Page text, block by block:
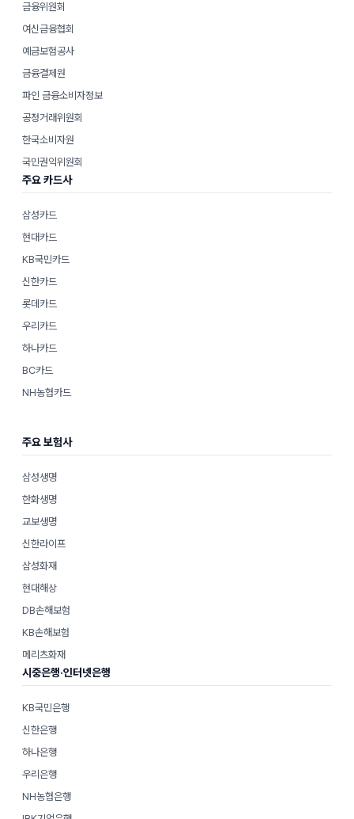
금융위원회
여신금융협회
예금보험공사
금융결제원
파인 금융소비자정보
공정거래위원회
한국소비자원
국민권익위원회
주요 카드사
삼성카드
현대카드
KB국민카드
신한카드
롯데카드
우리카드
하나카드
BC카드
NH농협카드
주요 보험사
삼성생명
한화생명
교보생명
신한라이프
삼성화재
현대해상
DB손해보험
KB손해보험
메리츠화재
시중은행·인터넷은행
KB국민은행
신한은행
하나은행
우리은행
NH농협은행